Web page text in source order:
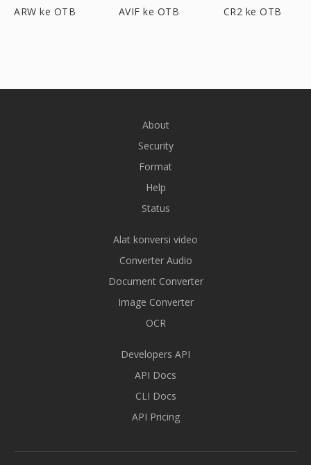
ARW ke OTB AVIF ke OTB CR2 ke OTB
About
Security
Format
Help
Status
Alat konversi video
Converter Audio
Document Converter
Image Converter
OCR
Developers API
API Docs
CLI Docs
API Pricing